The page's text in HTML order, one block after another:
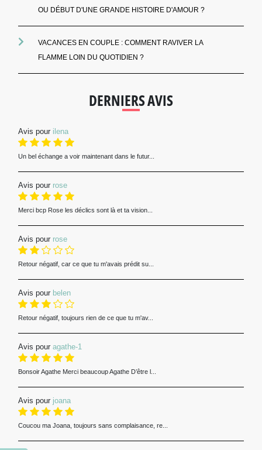
OU DÉBUT D'UNE GRANDE HISTOIRE D'AMOUR ?
VACANCES EN COUPLE : COMMENT RAVIVER LA
FLAMME LOIN DU QUOTIDIEN ?
DERNIERS AVIS
Avis pour ilena
Un bel échange a voir maintenant dans le futur...
Avis pour rose
Merci bcp Rose les déclics sont là et ta vision...
Avis pour rose
Retour négatif, car ce que tu m'avais prédit su...
Avis pour belen
Retour négatif, toujours rien de ce que tu m'av...
Avis pour agathe-1
Bonsoir Agathe Merci beaucoup Agathe D’être l...
Avis pour joana
Coucou ma Joana, toujours sans complaisance, re...